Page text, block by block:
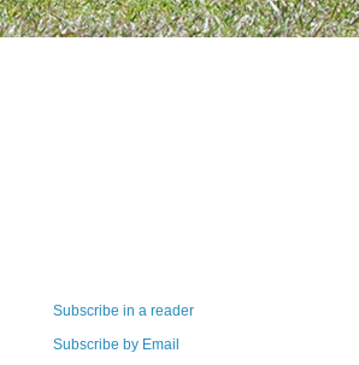
Subscribe in a reader
Subscribe by Email